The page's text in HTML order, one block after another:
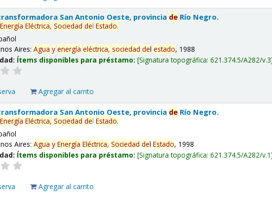
San Antonio Oeste, provincia de Río Negro.
Energía Eléctrica, Sociedad delEstado.
Aires:Agua y energía eléctrica, sociedad delestado, 1988
Ítems disponibles para préstamo: Signatura topográfica:621.374.5/A282/v.3
Agregar al carrito
San Antonio Oeste, provincia de Río Negro.
Energía Eléctrica, Sociedad delEstado.
Aires:Agua y Energía Eléctrica, Sociedad delEstado, 1998
Ítems disponibles para préstamo: Signatura topográfica:621.374.5/A282/v.1
Agregar al carrito